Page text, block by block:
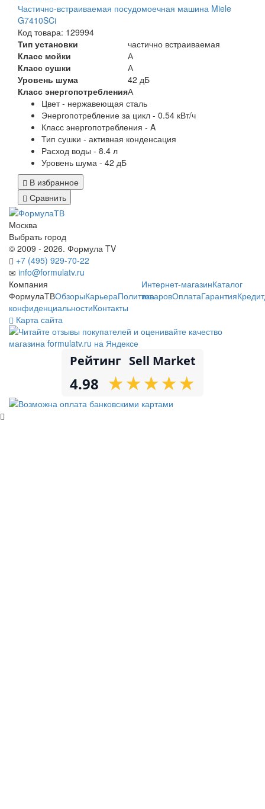
Частично-встраиваемая посудомоечная машина Miele
G7410SCi
Код товара: 129994
Тип установки
частично встраиваемая
Класс мойки
А
Класс сушки
А
Уровень шума
42 дБ
Класс энергопотребленияА
Цвет - нержавеющая сталь
Энергопотребление за цикл - 0.54 кВт/ч
Класс энергопотребления - A
Тип сушки - активная конденсация
Расход воды - 8.4 л
Уровень шума - 42 дБ
В избранное
Сравнить
Москва
Выбрать город
© 2009 - 2026. Формула TV
+7 (495) 929-70-22
info@formulatv.ru
Компания
ФормулаТВОбзорыКарьераПолитика
конфиденциальностиКонтакты
Интернет-магазинКаталог
товаровОплатаГарантияКредит
Карта сайта
Рейтинг Sell Market
4.98 ★
★★
★★
★★
★★
★